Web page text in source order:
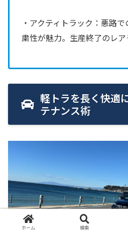
・アクティトラック：悪路
粛性が魅力。生産終了のレア
軽トラを長く快適
テナンス術
ホーム 検索